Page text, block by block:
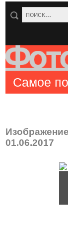
Самое
01.06.2017